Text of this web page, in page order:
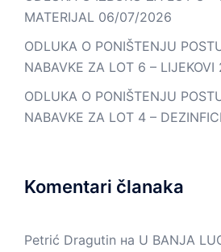
MATERIJAL 06/07/2026
ODLUKA O PONIŠTENJU
NABAVKE ZA LOT 6 – LIJEKOVI
ODLUKA O PONIŠTENJU
NABAVKE ZA LOT 4 –
Komentari članaka
Petrić Dragutin на U BANJA